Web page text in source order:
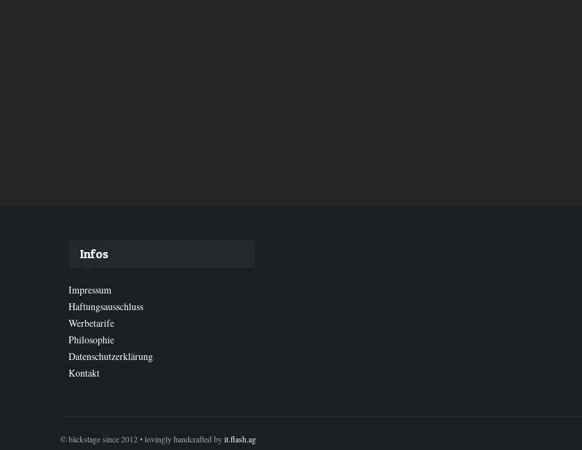
Infos
Impressum
Haftungsausschluss
Werbetarife
Philosophie
Datenschutzerklärung
Kontakt
© bäckstage since 2012 • lovingly handcrafted byit.flash.ag